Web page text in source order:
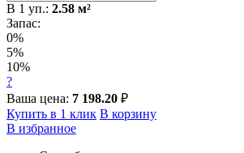
В 1 уп.: 2.58 м²
Запас:
0%
5%
10%
?
Ваша цена: 7 198.20 ₽
Купить в 1 клик В корзину
В избранное